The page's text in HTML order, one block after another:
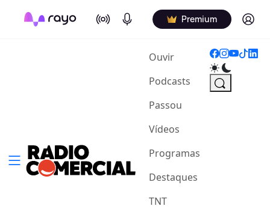
On Air Podcasts Premium Log in
Ouvir(current)
Podcasts
Passou
Vídeos
Programas
Destaques
TNT